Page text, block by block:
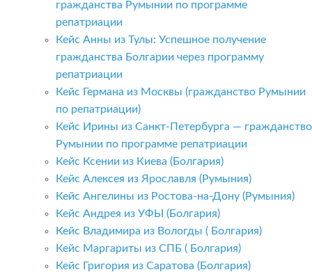
гражданства Румынии по программе
репатриации
Кейс Анны из Тулы: Успешное получение
гражданства Болгарии через программу
репатриации
Кейс Германа из Москвы (гражданство Румынии
по репатриации)
Кейс Ирины из Санкт-Петербурга — гражданство
Румынии по программе репатриации
Кейс Ксении из Киева (Болгария)
Кейс Алексея из Ярославля (Румыния)
Кейс Ангелины из Ростова-на-Дону (Румыния)
Кейс Андрея из УФЫ (Болгария)
Кейс Владимира из Вологды ( Болгария)
Кейс Маргариты из СПБ ( Болгария)
Кейс Григория из Саратова (Болгария)